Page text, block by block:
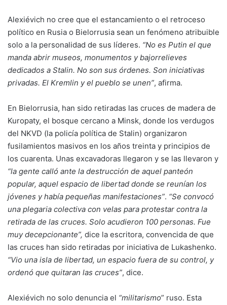
Alexiévich no cree que el estancamiento o el retroceso
político en Rusia o Bielorrusia sean un fenómeno atribuible
solo a la personalidad de sus líderes. “No es Putin el que
manda abrir museos, monumentos y bajorrelieves
dedicados a Stalin. No son sus órdenes. Son iniciativas
privadas. El Kremlin y el pueblo se unen”, afirma.
En Bielorrusia, han sido retiradas las cruces de madera de
Kuropaty, el bosque cercano a Minsk, donde los verdugos
del NKVD (la policía política de Stalin) organizaron
fusilamientos masivos en los años treinta y principios de
los cuarenta. Unas excavadoras llegaron y se las llevaron y
“la gente calló ante la destrucción de aquel panteón
popular, aquel espacio de libertad donde se reunían los
jóvenes y había pequeñas manifestaciones”. “Se convocó
una plegaria colectiva con velas para protestar contra la
retirada de las cruces. Solo acudieron 100 personas. Fue
muy decepcionante”, dice la escritora, convencida de que
las cruces han sido retiradas por iniciativa de Lukashenko.
“Vio una isla de libertad, un espacio fuera de su control, y
ordenó que quitaran las cruces”, dice.
Alexiévich no solo denuncia el “militarismo” ruso. Esta